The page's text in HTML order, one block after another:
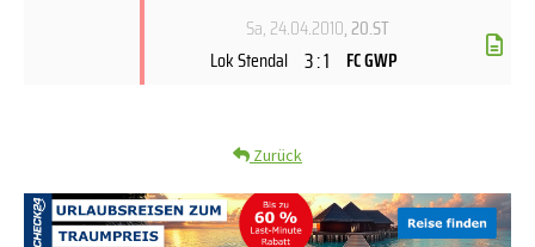
Sa, 24.04.2010, 20.ST
Lok Stendal 3 : 1 FC GWP
Zurück